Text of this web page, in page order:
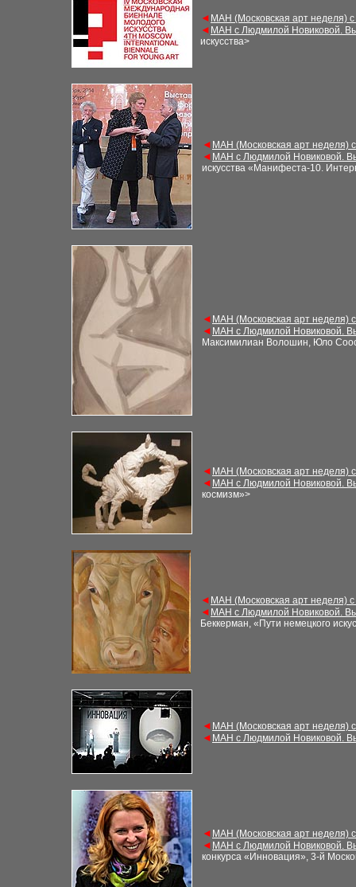
◄ МАН (Московская арт неделя)
◄ МАН с Людмилой Новиковой.
искусства>
◄ МАН (Московская арт неделя)
◄ МАН с Людмилой Новиковой.
искусства «Манифеста-10.
◄ МАН (Московская арт неделя)
◄ МАН с Людмилой Новиковой.
Максимилиан Волошин, Юло
◄ МАН (Московская арт неделя)
◄ МАН с Людмилой Новиковой.
космизм»>
◄ МАН (Московская арт неделя)
◄ МАН с Людмилой Новиковой.
Беккерман, «Пути немецкого
◄ МАН (Московская арт неделя)
◄ МАН с Людмилой Новиковой.
◄ МАН (Московская арт неделя)
◄ МАН с Людмилой Новиковой.
конкурса «Инновация», 3-й